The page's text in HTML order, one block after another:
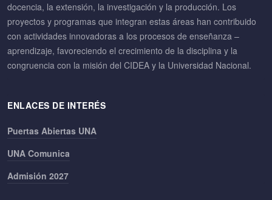
docencia, la extensión, la investigación y la producción. Los
proyectos y programas que integran estas áreas han contribuido
con actividades innovadoras a los procesos de enseñanza –
aprendizaje, favoreciendo el crecimiento de la disciplina y la
congruencia con la misión del CIDEA y la Universidad Nacional.
ENLACES DE INTERÉS
Puertas Abiertas UNA
UNA Comunica
Admisión 2027